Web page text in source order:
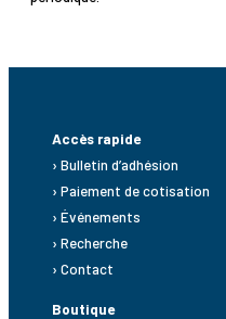
Accès rapide
› Bulletin d’adhésion
› Paiement de cotisation
› Événements
› Recherche
› Contact
Boutique